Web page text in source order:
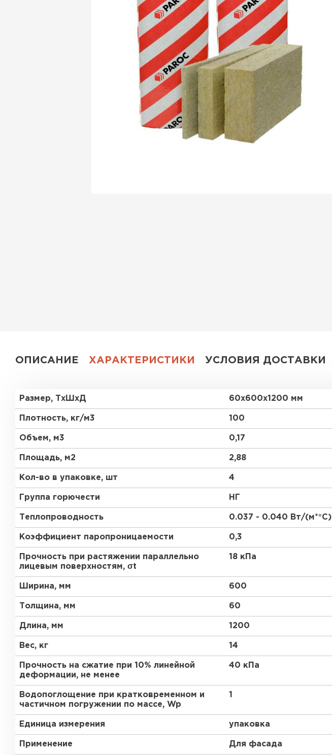
ОПИСАНИЕ ХАРАКТЕРИСТИКИ УСЛОВИЯ ДОСТАВКИ
Размер, ТхШхД 60х600х1200 мм
Плотность, кг/м3 100
Объем, м3 0,17
Площадь, м2 2,88
Кол-во в упаковке, шт 4
Группа горючести НГ
Теплопроводность 0.037 - 0.040 Вт/(м*°C)
Коэффициент паропроницаемости 0,3
Прочность при растяжении параллельно
лицевым поверхностям, σt
18 кПа
Ширина, мм 600
Толщина, мм 60
Длина, мм 1200
Вес, кг 14
Прочность на сжатие при 10% линейной
деформации, не менее
40 кПа
Водопоглощение при кратковременном и
частичном погружении по массе, Wp
1
Единица измерения упаковка
Применение Для фасада
Утеплитель Белтеп
Утеплитель Изотек
Утеплитель Knauf
Утеплитель Isover
ПЕРЕЙТИ
Утеплитель Технониколь
ПЕРЕЙТИ
Утеплитель Дирок
Утеплитель Белтеп
Утеплитель Тизол
Утеплитель Термит
Утеплитель Isotec
Утеплитель Ruspanel
Утеплитель Basfiber
Утеплитель Xotpipe